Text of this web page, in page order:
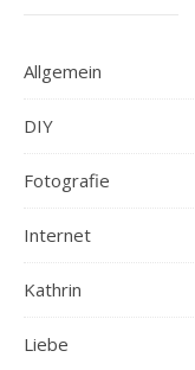
Allgemein
DIY
Fotografie
Internet
Kathrin
Liebe